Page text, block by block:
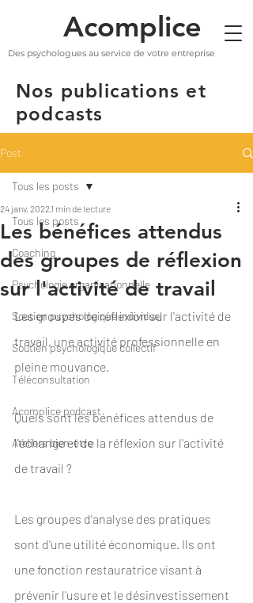
Acomplice
Des psychologues au service de votre entreprise
Nos publications et
podcasts
Post
Tous les posts
Coaching
Psychologie organisationnelle
Soutien psychologique individuel
Soutien psychologique collectif
Téléconsultation
Acomplice podcast
Ateliers bien-être
Tous les posts
Les bénéfices attendus
des groupes de réflexion
sur l'activité de travail
24 janv. 20221 min de lecture
Les groupes de réflexion sur l'activité de
travail, une activité professionnelle en
pleine mouvance.
Quels sont les bénéfices attendus de
l'échange et de la réflexion sur l'activité
de travail ?
Les groupes d'analyse des pratiques
sont d'une utilité économique. Ils ont
une fonction restauratrice visant à
prévenir l'usure et le désinvestissement